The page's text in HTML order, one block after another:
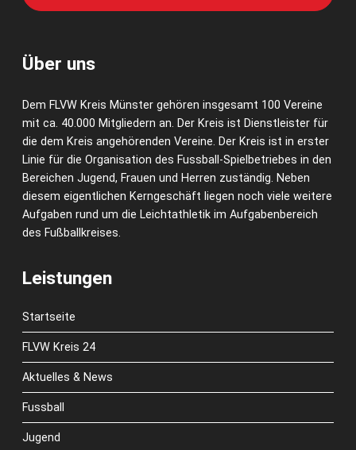
Über uns
Dem FLVW Kreis Münster gehören insgesamt 100 Vereine
mit ca. 40.000 Mitgliedern an. Der Kreis ist Dienstleister für
die dem Kreis angehörenden Vereine. Der Kreis ist in erster
Linie für die Organisation des Fussball-Spielbetriebes in den
Bereichen Jugend, Frauen und Herren zuständig. Neben
diesem eigentlichen Kerngeschäft liegen noch viele weitere
Aufgaben rund um die Leichtathletik im Aufgabenbereich
des Fußballkreises.
Leistungen
Startseite
FLVW Kreis 24
Aktuelles & News
Fussball
Jugend